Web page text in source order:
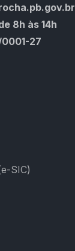
8h às 14h
27
SIC)